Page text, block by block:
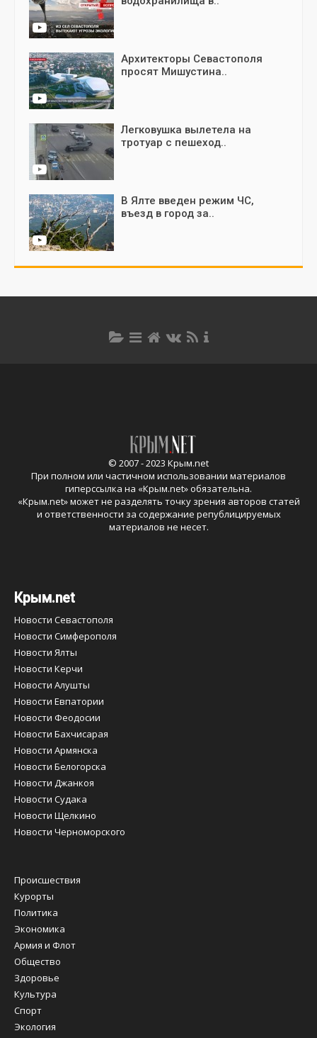
Архитекторы Севастополя
просят Мишустина..
Легковушка вылетела на
тротуар с пешеход..
В Ялте введен режим ЧС,
въезд в город за..
© 2007 - 2023 Крым.net
При полном или частичном использовании материалов
гиперссылка на «Крым.net» обязательна.
«Крым.net» может не разделять точку зрения авторов статей
и ответственности за содержание републицируемых
материалов не несет.
Крым.net
Новости Севастополя
Новости Симферополя
Новости Ялты
Новости Керчи
Новости Алушты
Новости Евпатории
Новости Феодосии
Новости Бахчисарая
Новости Армянска
Новости Белогорска
Новости Джанкоя
Новости Судака
Новости Щелкино
Новости Черноморского
Происшествия
Курорты
Политика
Экономика
Армия и Флот
Общество
Здоровье
Культура
Спорт
Экология